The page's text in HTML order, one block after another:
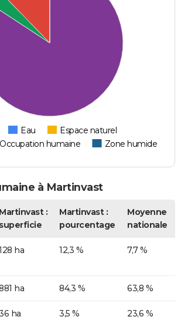
Eau
Espace naturel
Occupation humaine Zone humide
à Martinvast
Martinvast :
superficie
Martinvast :
pourcentage
Moyenne
nationale
ha 12,3 % 7,7 %
ha 84,3 % 63,8 %
ha 3,5 % 23,6 %